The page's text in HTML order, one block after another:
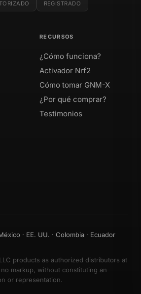
REGISTRADO
RECURSOS
¿Cómo funciona?
Activador Nrf2
Cómo tomar GNM-X
¿Por qué comprar?
Testimonios
· EE. UU. · Colombia · Ecuador
products as authorized distributors at
markup, without constituting an
or representation.